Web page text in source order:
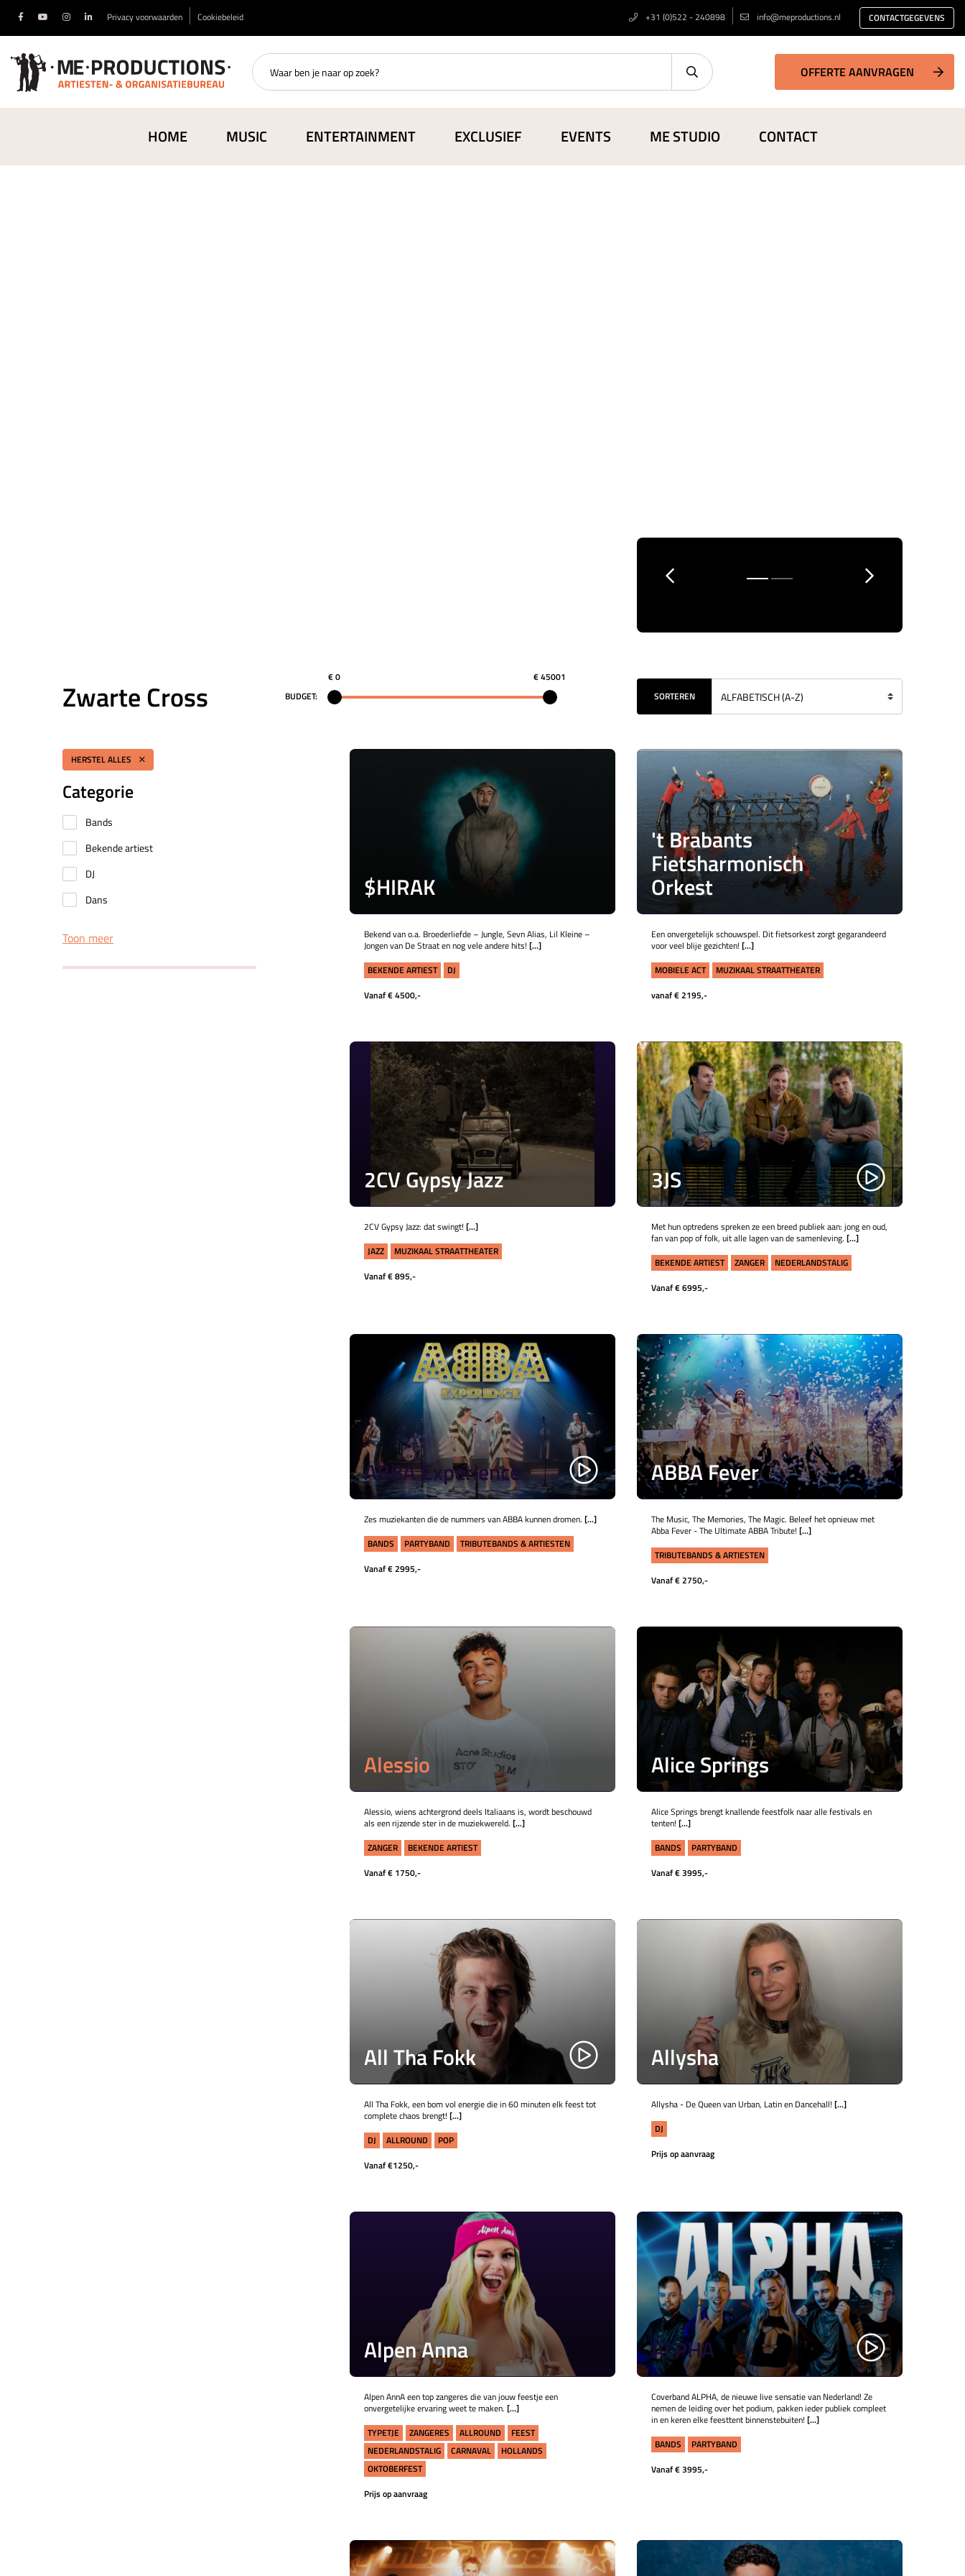
Privacy voorwaarden Cookiebeleid +31 (0)522 - 240898 info@meproductions.nl CONTACTGEGEVENS
OFFERTE AANVRAGEN
HOME MUSIC ENTERTAINMENT EXCLUSIEF EVENTS ME STUDIO CONTACT
Zwarte Cross BUDGET:
€ 0
€ 45001
SORTEREN
HERSTEL ALLES
Categorie
Bands
Bekende artiest
DJ
Dans
Toon meer
$HIRAK
Bekend van o.a. Broederliefde – Jungle, Sevn Alias, Lil Kleine –
Jongen van De Straat en nog vele andere hits! [...]
BEKENDE ARTIEST
DJ
Vanaf € 4500,-
't Brabants
Fietsharmonisch
Orkest
Een onvergetelijk schouwspel. Dit fietsorkest zorgt gegarandeerd
voor veel blije gezichten! [...]
MOBIELE ACT
MUZIKAAL STRAATTHEATER
vanaf € 2195,-
2CV Gypsy Jazz
2CV Gypsy Jazz: dat swingt! [...]
JAZZ
MUZIKAAL STRAATTHEATER
Vanaf € 895,-
3JS
Met hun optredens spreken ze een breed publiek aan: jong en oud,
fan van pop of folk, uit alle lagen van de samenleving. [...]
BEKENDE ARTIEST
ZANGER
NEDERLANDSTALIG
Vanaf € 6995,-
ABBA Experience
Zes muziekanten die de nummers van ABBA kunnen dromen. [...]
BANDS
PARTYBAND
TRIBUTEBANDS & ARTIESTEN
Vanaf € 2995,-
ABBA Fever
The Music, The Memories, The Magic. Beleef het opnieuw met
Abba Fever - The Ultimate ABBA Tribute! [...]
TRIBUTEBANDS & ARTIESTEN
Vanaf € 2750,-
Alessio
Alessio, wiens achtergrond deels Italiaans is, wordt beschouwd
als een rijzende ster in de muziekwereld. [...]
ZANGER
BEKENDE ARTIEST
Vanaf € 1750,-
Alice Springs
Alice Springs brengt knallende feestfolk naar alle festivals en
tenten! [...]
BANDS
PARTYBAND
Vanaf € 3995,-
All Tha Fokk
All Tha Fokk, een bom vol energie die in 60 minuten elk feest tot
complete chaos brengt! [...]
DJ
ALLROUND
POP
Vanaf €1250,-
Allysha
Allysha - De Queen van Urban, Latin en Dancehall! [...]
DJ
Prijs op aanvraag
Alpen Anna
Alpen AnnA een top zangeres die van jouw feestje een
onvergetelijke ervaring weet te maken. [...]
TYPETJE
ZANGERES ALLROUND
FEEST
NEDERLANDSTALIG
CARNAVAL
HOLLANDS
OKTOBERFEST
Prijs op aanvraag
ALPHA
​​​​​​Coverband ALPHA, de nieuwe live sensatie van Nederland! Ze
nemen de leiding over het podium, pakken ieder publiek compleet
in en keren elke feesttent binnenstebuiten! [...]
BANDS
PARTYBAND
Vanaf € 3995,-